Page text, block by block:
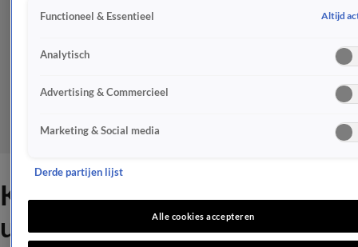
Koninklijke familie pakt flink
uit tijdens Koningsdag 2025
Functioneel & Essentieel Altijd
Analytisch
Advertising & Commercieel
Marketing & Social media
Derde partijen lijst
Alle cookies accepteren